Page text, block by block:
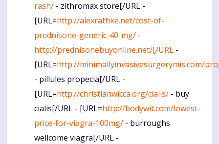
rash/ - zithromax store[/URL -
[URL=http://alexrathke.net/cost-of-
prednisone-generic-40-mg/ -
http://prednisonebuyonline.net/[/URL -
[URL=http://minimallyinvasivesurgerymis.com/
- pillules propecia[/URL -
[URL=http://christianwicca.org/cialis/ - buy
cialis[/URL - [URL=http://bodywit.com/lowest-
price-for-viagra-100mg/ - burroughs
wellcome viagra[/URL -